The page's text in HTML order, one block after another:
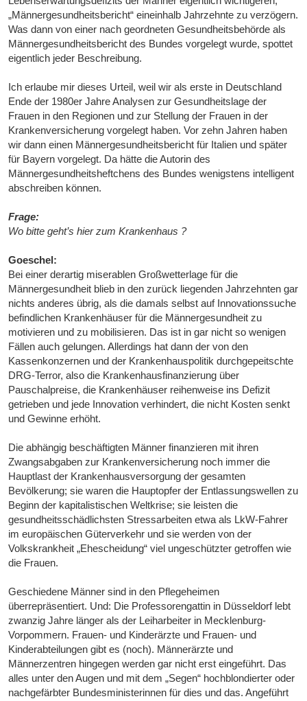
„Männergesundheitsbericht“ eineinhalb Jahrzehnte zu verzögern.
Was dann von einer nach geordneten Gesundheitsbehörde als
Männergesundheitsbericht des Bundes vorgelegt wurde, spottet
eigentlich jeder Beschreibung.
Ich erlaube mir dieses Urteil, weil wir als erste in Deutschland
Ende der 1980er Jahre Analysen zur Gesundheitslage der
Frauen in den Regionen und zur Stellung der Frauen in der
Krankenversicherung vorgelegt haben. Vor zehn Jahren haben
wir dann einen Männergesundheitsbericht für Italien und später
für Bayern vorgelegt. Da hätte die Autorin des
Männergesundheitsheftchens des Bundes wenigstens intelligent
abschreiben können.
Frage:
Wo bitte geht’s hier zum Krankenhaus ?
Goeschel:
Bei einer derartig miserablen Großwetterlage für die
Männergesundheit blieb in den zurück liegenden Jahrzehnten gar
nichts anderes übrig, als die damals selbst auf Innovationssuche
befindlichen Krankenhäuser für die Männergesundheit zu
motivieren und zu mobilisieren. Das ist in gar nicht so wenigen
Fällen auch gelungen. Allerdings hat dann der von den
Kassenkonzernen und der Krankenhauspolitik durchgepeitschte
DRG-Terror, also die Krankenhausfinanzierung über
Pauschalpreise, die Krankenhäuser reihenweise ins Defizit
getrieben und jede Innovation verhindert, die nicht Kosten senkt
und Gewinne erhöht.
Die abhängig beschäftigten Männer finanzieren mit ihren
Zwangsabgaben zur Krankenversicherung noch immer die
Hauptlast der Krankenhausversorgung der gesamten
Bevölkerung; sie waren die Hauptopfer der Entlassungswellen zu
Beginn der kapitalistischen Weltkrise; sie leisten die
gesundheitsschädlichsten Stressarbeiten etwa als LkW-Fahrer
im europäischen Güterverkehr und sie werden von der
Volkskrankheit „Ehescheidung“ viel ungeschützter getroffen wie
die Frauen.
Geschiedene Männer sind in den Pflegeheimen
überrepräsentiert. Und: Die Professorengattin in Düsseldorf lebt
zwanzig Jahre länger als der Leiharbeiter in Mecklenburg-
Vorpommern. Frauen- und Kinderärzte und Frauen- und
Kinderabteilungen gibt es (noch). Männerärzte und
Männerzentren hingegen werden gar nicht erst eingeführt. Das
alles unter den Augen und mit dem „Segen“ hochblondierter oder
nachgefärbter Bundesministerinnen für dies und das. Angeführt